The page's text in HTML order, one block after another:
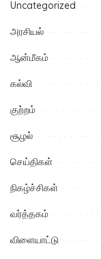
Uncategorized
அரசியல்
ஆன்மீகம்
கல்வி
குற்றம்
சூழல்
செய்திகள்
நிகழ்ச்சிகள்
வர்த்தகம்
விளையாட்டு